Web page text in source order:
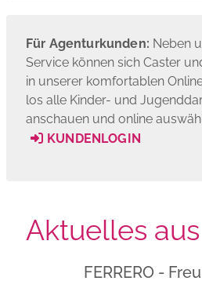
Für Agenturkunden: Neben
Service können sich Caster
in unserer komfortablen
los alle Kinder- und
anschauen und online
KUNDENLOGIN
Aktuelles
FERRERO -